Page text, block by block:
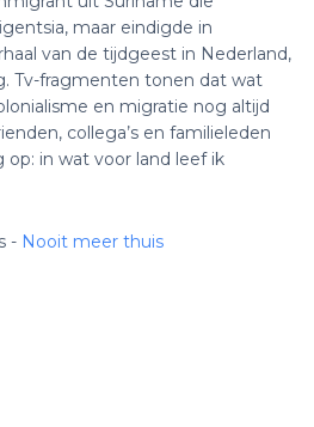
maar eindigde in
van de tijdgeest in Nederland,
Tv-fragmenten tonen dat wat
en migratie nog altijd
collega’s en familieleden
in wat voor land leef ik
- Nooit meer thuis